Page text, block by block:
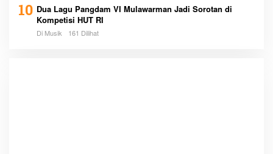
10 Dua Lagu Pangdam VI Mulawarman Jadi Sorotan di
Kompetisi HUT RI
Di Musik 161 Dilihat